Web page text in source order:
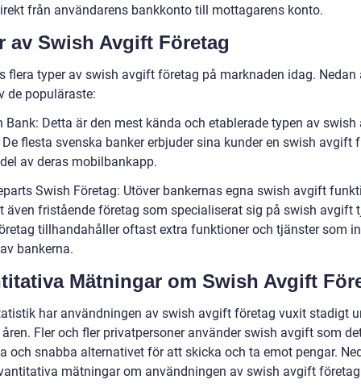
från användarens bankkonto till mottagarens konto.
av Swish Avgift Företag
flera typer av swish avgift företag på marknaden idag. Nedan
de populäraste:
Bank: Detta är den mest kända och etablerade typen av
flesta svenska banker erbjuder sina kunder en swish avgift
av deras mobilbankapp.
Swish Företag: Utöver bankernas egna swish avgift
även fristående företag som specialiserat sig på swish avgift
tillhandahåller oftast extra funktioner och tjänster som
bankerna.
Mätningar om Swish Avgift
har användningen av swish avgift företag vuxit stadigt
Fler och fler privatpersoner använder swish avgift som
och snabba alternativet för att skicka och ta emot pengar.
mätningar om användningen av swish avgift